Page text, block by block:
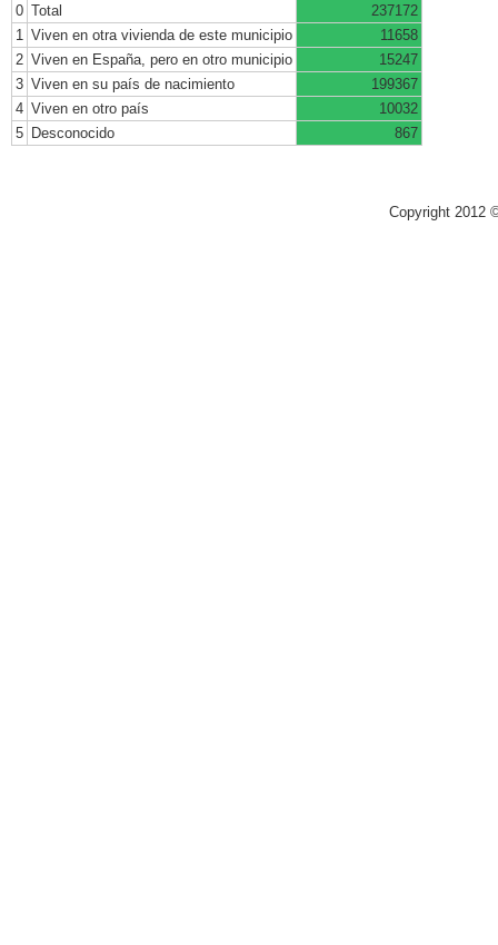
0 Total
237172
1 Viven en otra vivienda de este municipio
11658
2 Viven en España, pero en otro municipio
15247
3 Viven en su país de nacimiento
199367
4 Viven en otro país
10032
5 Desconocido 867
Copyright 2012